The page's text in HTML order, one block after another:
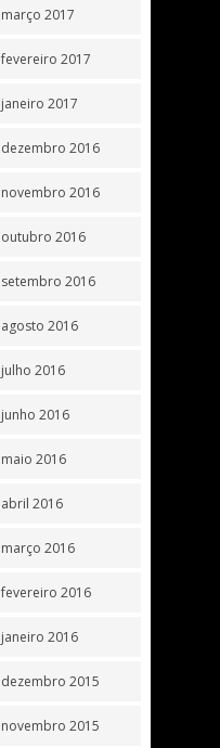
março 2017
fevereiro 2017
janeiro 2017
dezembro 2016
novembro 2016
outubro 2016
setembro 2016
agosto 2016
julho 2016
junho 2016
maio 2016
abril 2016
março 2016
fevereiro 2016
janeiro 2016
dezembro 2015
novembro 2015